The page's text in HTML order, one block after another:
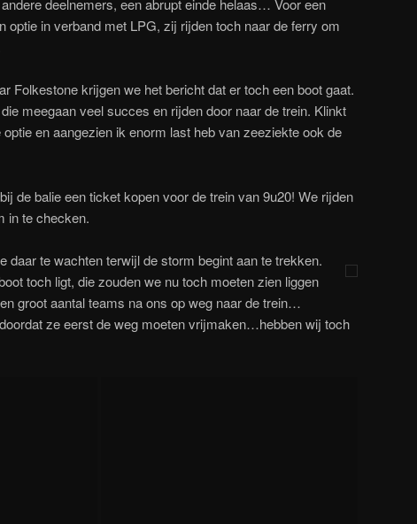
deelnemers, een abrupt einde helaas… Voor een
optie in verband met LPG, zij rijden toch naar de ferry om
Folkestone krijgen we het bericht dat er toch een boot gaat.
meegaan veel succes en rijden door naar de trein. Klinkt
en aangezien ik enorm last heb van zeeziekte ook de
de balie een ticket kopen voor de trein van 9u20! We rijden
in te checken.
daar te wachten terwijl de storm begint aan te trekken.
toch ligt, die zouden we nu toch moeten zien liggen
groot aantal teams na ons op weg naar de trein…
ze eerst de weg moeten vrijmaken…hebben wij toch